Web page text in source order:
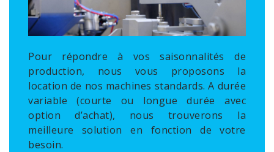
Pour répondre à vos saisonnalités de
production, nous vous proposons la
location de nos machines standards. A durée
variable (courte ou longue durée avec
option d’achat), nous trouverons la
meilleure solution en fonction de votre
besoin.